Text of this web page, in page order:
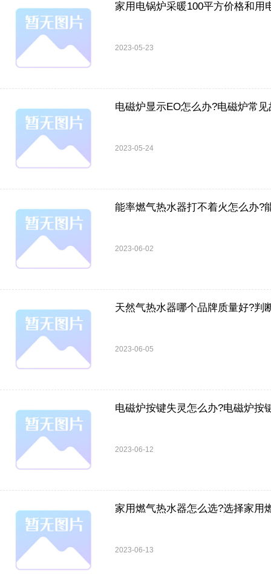
家用电锅炉采暖100平方价格和用
2023-05-23
电磁炉显示EO怎么办?电磁炉常
2023-05-24
能率燃气热水器打不着火怎么办?
2023-06-02
天然气热水器哪个品牌质量好?判
2023-06-05
电磁炉按键失灵怎么办?电磁炉按
2023-06-12
家用燃气热水器怎么选?选择家用
2023-06-13